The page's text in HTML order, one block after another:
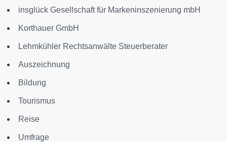
insglück Gesellschaft für Markeninszenierung mbH
Korthauer GmbH
Lehmkühler Rechtsanwälte Steuerberater
Auszeichnung
Bildung
Tourismus
Reise
Umfrage